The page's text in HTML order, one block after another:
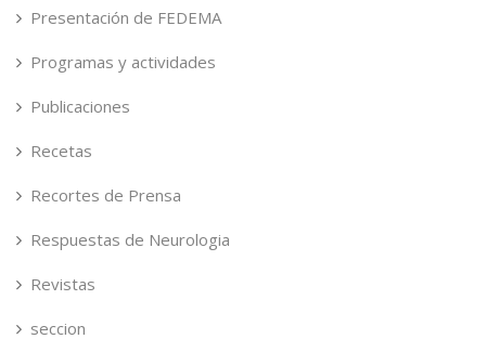
Presentación de FEDEMA
Programas y actividades
Publicaciones
Recetas
Recortes de Prensa
Respuestas de Neurologia
Revistas
seccion